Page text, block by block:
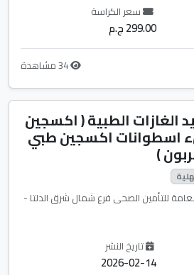
سعر الكراسة
299.00 ج.م
الغازات الطبية ( اكسجين
اسطوانات اكسجين طبي
)
للتأمين الصحى فرع شمال شرق الدلتا -
تاريخ النشر
2026-02-14